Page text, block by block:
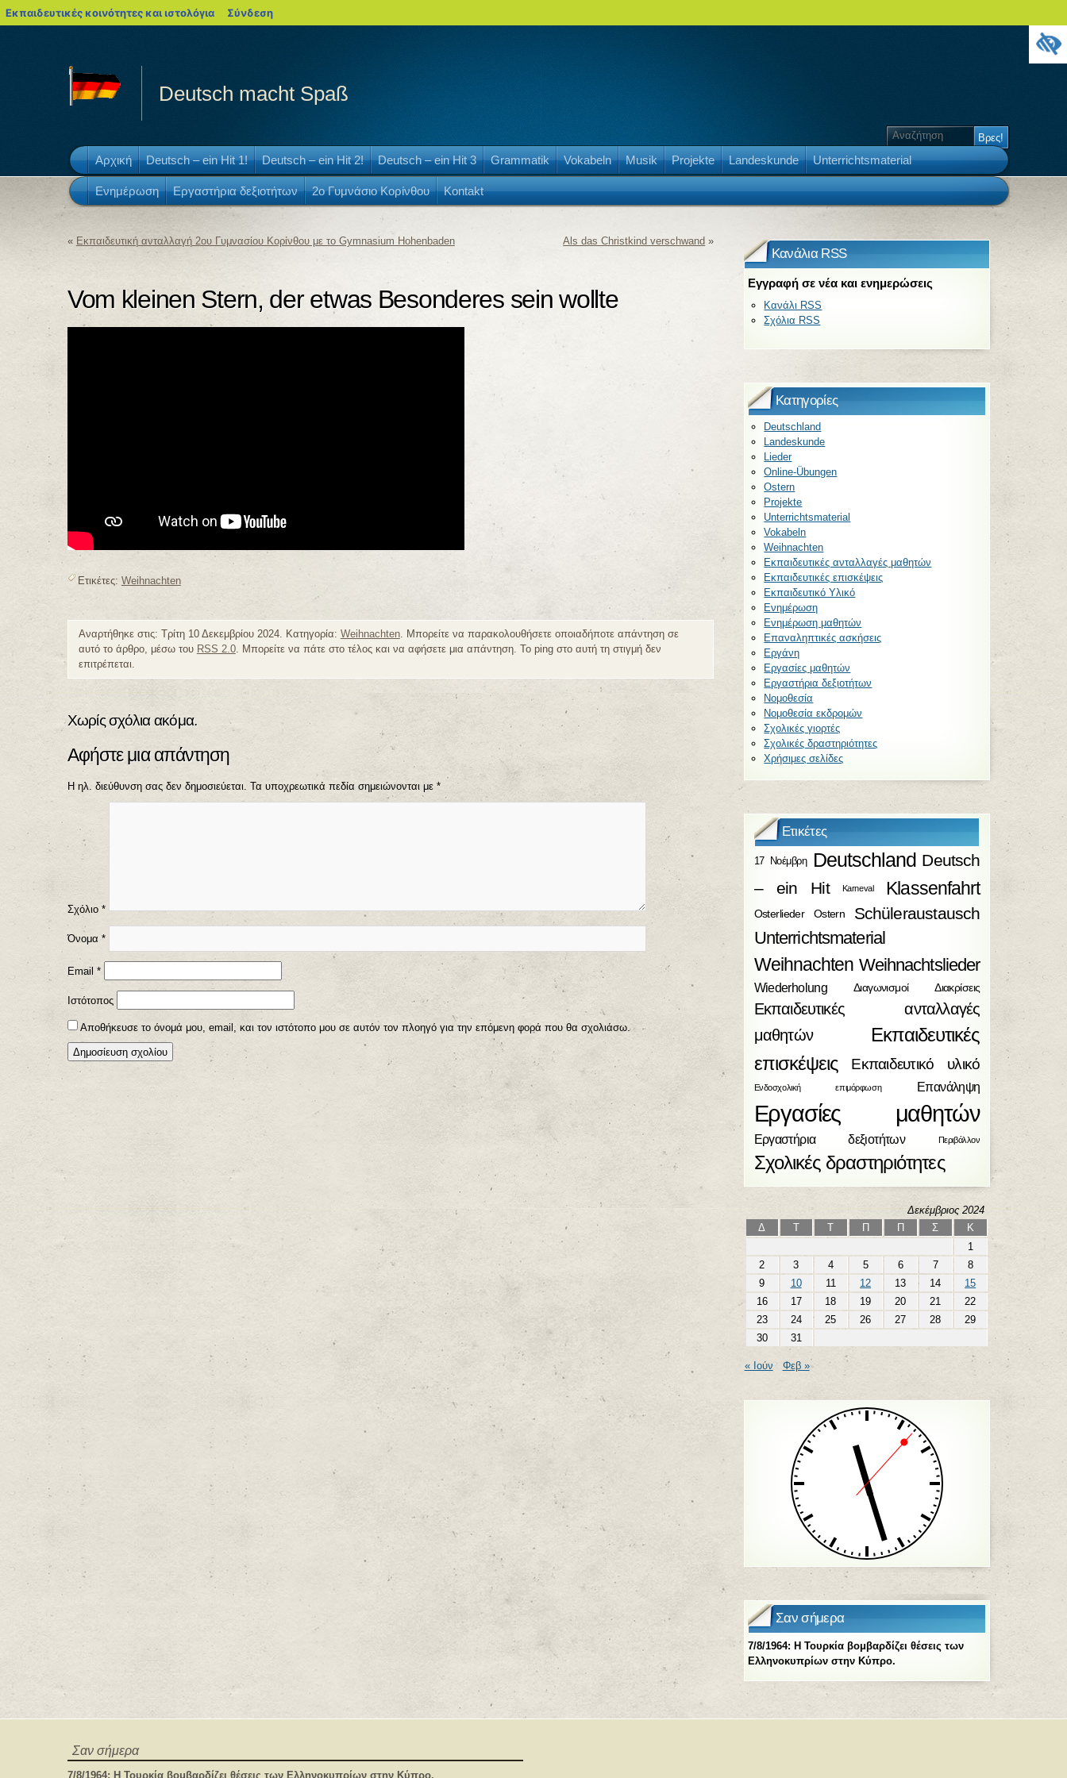
Εκπαιδευτικές κοινότητες και ιστολόγια blogs.sch.gr
Σύνδεση
Deutsch macht Spaß
Αρχική Deutsch – ein Hit 1! Deutsch – ein Hit 2! Deutsch – ein Hit 3 Grammatik Vokabeln Musik Projekte Landeskunde Unterrichtsmaterial
Ενημέρωση Εργαστήρια δεξιοτήτων 2ο Γυμνάσιο Κορίνθου Kontakt
« Εκπαιδευτική ανταλλαγή 2ου Γυμνασίου Κορίνθου με το Gymnasium Hohenbaden Als das Christkind verschwand »
Vom kleinen Stern, der etwas Besonderes sein wollte
Ετικέτες: Weihnachten
Αναρτήθηκε στις: Τρίτη 10 Δεκεμβρίου 2024. Κατηγορία: Weihnachten. Μπορείτε να παρακολουθήσετε οποιαδήποτε απάντηση σε
αυτό το άρθρο, μέσω του RSS 2.0. Μπορείτε να πάτε στο τέλος και να αφήσετε μια απάντηση. Το ping στο αυτή τη στιγμή δεν
επιτρέπεται.
Χωρίς σχόλια ακόμα.
Αφήστε μια απάντηση
Η ηλ. διεύθυνση σας δεν δημοσιεύεται. Τα υποχρεωτικά πεδία σημειώνονται με *
Σχόλιο *
Όνομα *
Email *
Ιστότοπος
Αποθήκευσε το όνομά μου, email, και τον ιστότοπο μου σε αυτόν τον πλοηγό για την επόμενη φορά που θα σχολιάσω.
Κανάλια RSS
Εγγραφή σε νέα και ενημερώσεις
Κανάλι RSS
Σχόλια RSS
Kατηγορίες
Deutschland
Landeskunde
Lieder
Online-Übungen
Ostern
Projekte
Unterrichtsmaterial
Vokabeln
Weihnachten
Εκπαιδευτικές ανταλλαγές μαθητών
Εκπαιδευτικές επισκέψεις
Εκπαιδευτικό Υλικό
Ενημέρωση
Ενημέρωση μαθητών
Επαναληπτικές ασκήσεις
Εργάνη
Εργασίες μαθητών
Εργαστήρια δεξιοτήτων
Νομοθεσία
Νομοθεσία εκδρομών
Σχολικές γιορτές
Σχολικές δραστηριότητες
Χρήσιμες σελίδες
Ετικέτες
17 Νοέμβρη Deutschland Deutsch
– ein Hit
Karneval Klassenfahrt
Osterlieder Ostern Schüleraustausch
Unterrichtsmaterial
Weihnachten Weihnachtslieder
Wiederholung Διαγωνισμοί Διακρίσεις
Εκπαιδευτικές ανταλλαγές
μαθητών
Εκπαιδευτικές
επισκέψεις
Εκπαιδευτικό υλικό
Ενδοσχολική επιμόρφωση Επανάληψη
Εργασίες μαθητών
Εργαστήρια δεξιοτήτων Περιβάλλον
Σχολικές δραστηριότητες
Δεκέμβριος 2024
Δ
Τ Τ Π Π Σ
Κ
1
2
3 4 5 6 7
8
9
10 11 12 13 14
15
16
17 18 19 20 21
22
23
24 25 26 27 28
29
30
31
« Ιούν Φεβ »
Σαν σήμερα
7/8/1964: Η Τουρκία βομβαρδίζει θέσεις των
Ελληνοκυπρίων στην Κύπρο.
Σαν σήμερα
7/8/1964: Η Τουρκία βομβαρδίζει θέσεις των Ελληνοκυπρίων στην Κύπρο.